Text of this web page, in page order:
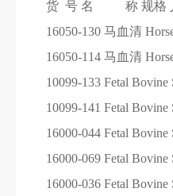
货 号 名 称 规格
16050-130 马血清
16050-114 马血清
10099-133 Fetal Bovine
10099-141 Fetal Bovine
16000-044 Fetal
16000-069 Fetal
16000-036 Fetal Bovine